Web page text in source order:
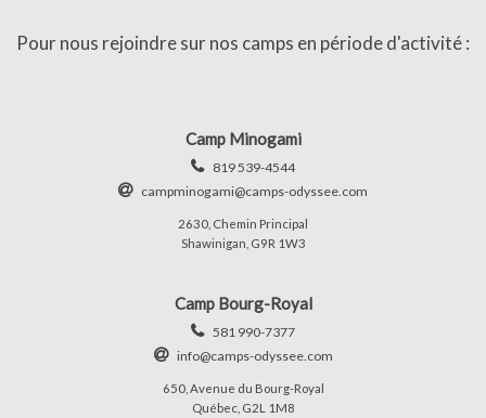
Pour nous rejoindre sur nos camps en période d'activité :
Camp Minogami
819 539-4544
campminogami@camps-odyssee.com
2630, Chemin Principal
Shawinigan, G9R 1W3
Camp Bourg-Royal
581 990-7377
info@camps-odyssee.com
650, Avenue du Bourg-Royal
Québec, G2L 1M8